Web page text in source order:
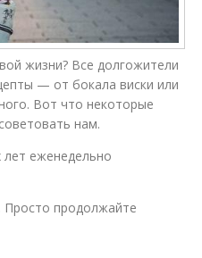
жизни? Все долгожители
— от бокала виски или
Вот что некоторые
нам.
еженедельно
Просто продолжайте